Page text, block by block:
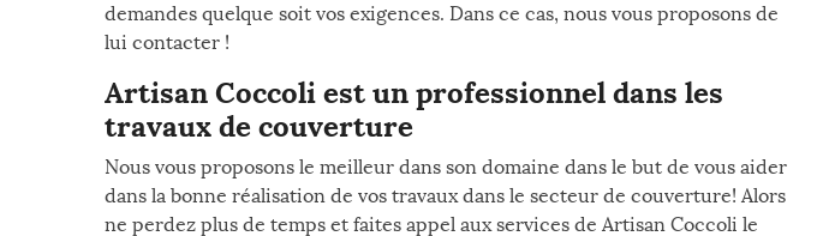
demandes quelque soit vos exigences. Dans ce cas, nous vous proposons de
lui contacter !
Artisan Coccoli est un professionnel dans les
travaux de couverture
Nous vous proposons le meilleur dans son domaine dans le but de vous aider
dans la bonne réalisation de vos travaux dans le secteur de couverture! Alors
ne perdez plus de temps et faites appel aux services de Artisan Coccoli le